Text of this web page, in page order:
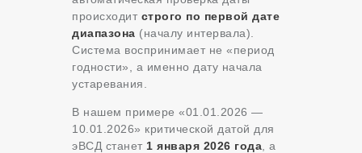
происходит строго по первой дате
диапазона (началу интервала).
Система воспринимает не «период
годности», а именно дату начала
устаревания.
В нашем примере «01.01.2026 —
10.01.2026» критической датой для
эВСД станет 1 января 2026 года , а